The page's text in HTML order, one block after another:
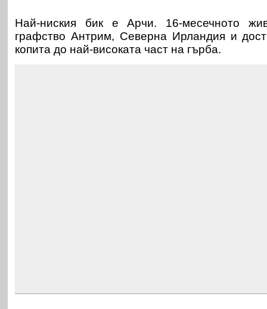
Най-ниския бик е Арчи. 16-месечното
графство Антрим, Северна Ирландия и
копита до най-високата част на гърба.